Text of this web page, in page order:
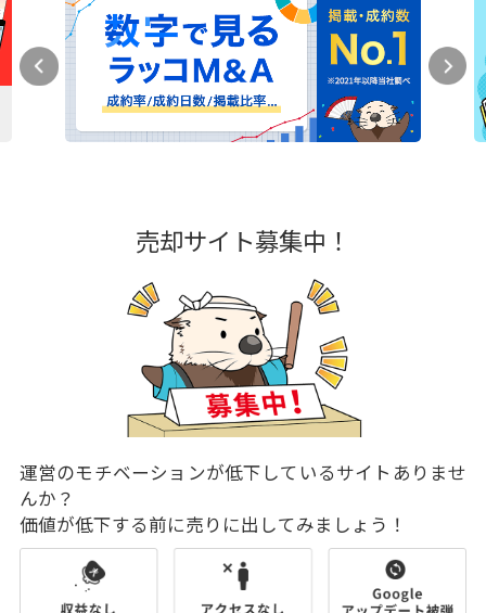
売却サイト募集中！
運営のモチベーションが低下しているサイトありませ
んか？
価値が低下する前に売りに出してみましょう！